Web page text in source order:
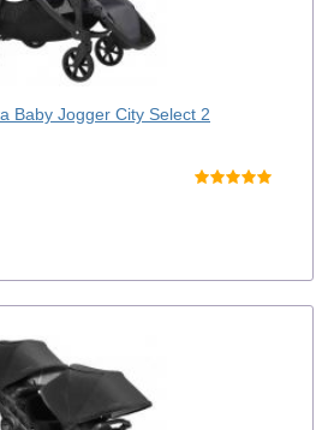
Baby Jogger City Select 2